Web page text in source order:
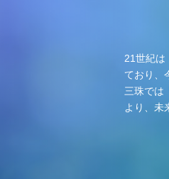
21世紀は
ており、
三珠では
より、未